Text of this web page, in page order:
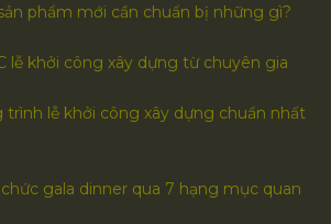
phẩm mới cần chuẩn bị những gì?
lễ khởi công xây dựng từ chuyên gia
trình lễ khởi công xây dựng chuẩn nhất
gala dinner qua 7 hạng mục quan